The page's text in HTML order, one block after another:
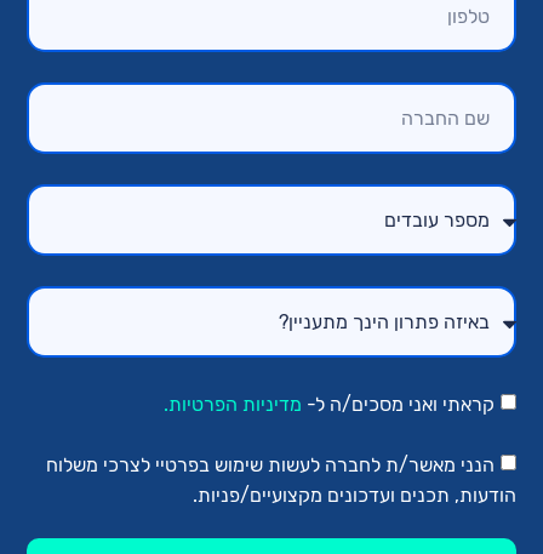
קראתי ואני מסכים/ה ל- מדיניות הפרטיות.
הנני מאשר/ת לחברה לעשות שימוש בפרטיי לצרכי משלוח
הודעות, תכנים ועדכונים מקצועיים/פניות.